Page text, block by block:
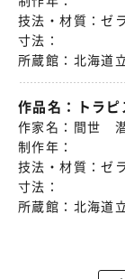
技法・材質：ゼ
寸法：
所蔵館： 北海道
作品名： トラ
作家名： 間世
制作年：
技法・材質：ゼ
寸法：
所蔵館： 北海道